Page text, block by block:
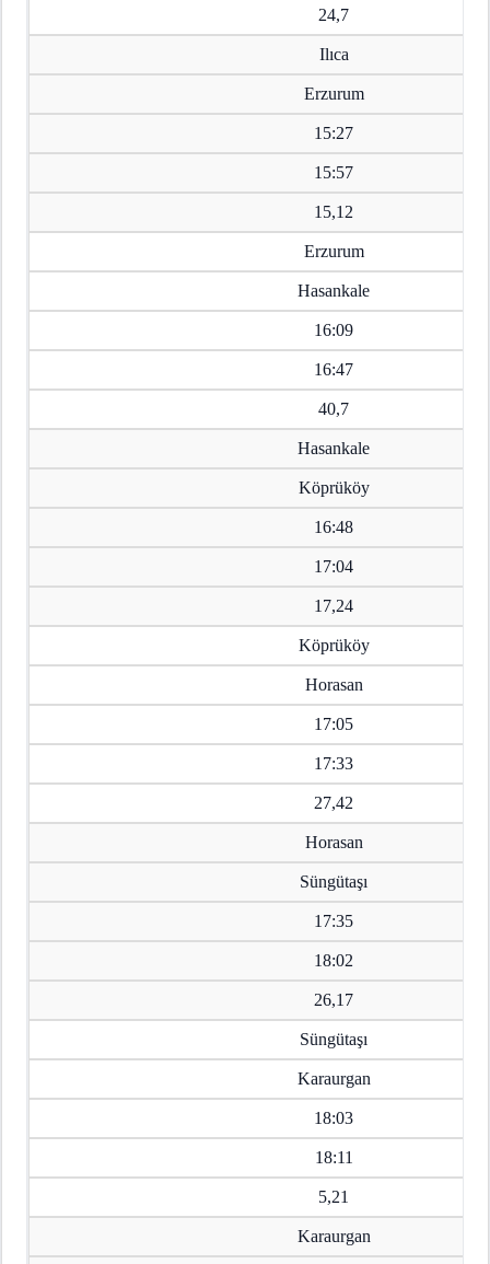
24,7
Ilıca
Erzurum
15:27
15:57
15,12
Erzurum
Hasankale
16:09
16:47
40,7
Hasankale
Köprüköy
16:48
17:04
17,24
Köprüköy
Horasan
17:05
17:33
27,42
Horasan
Süngütaşı
17:35
18:02
26,17
Süngütaşı
Karaurgan
18:03
18:11
5,21
Karaurgan